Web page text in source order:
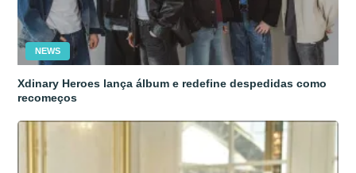
NEWS
Xdinary Heroes lança álbum e redefine despedidas como
recomeços